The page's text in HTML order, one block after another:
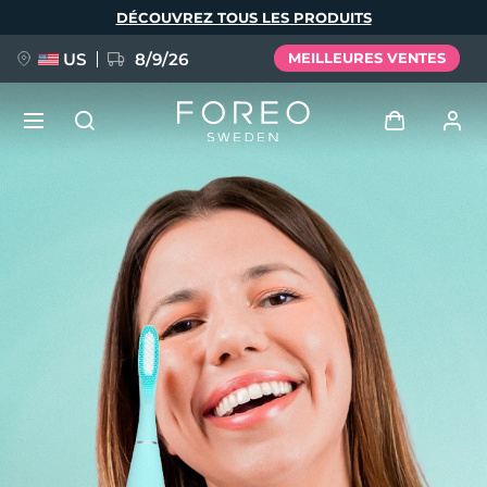
DÉCOUVREZ TOUS LES PRODUITS
US 8/9/26 MEILLEURES VENTES
Profil de l'utilisateur
Mes appareils
Mes commandes
Mes adresses
Mes abonnements
FAQ™ Pure Beauty-Tech Elixir
BREAKING NEWS
issa™ Teeth Whitening Set
Deutsch
Español
Français
Italiano
Português
Svenska
Русский
简体中文 繁體中文